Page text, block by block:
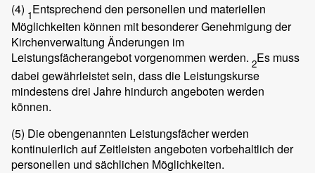
(4) 1Entsprechend den personellen und materiellen
Möglichkeiten können mit besonderer Genehmigung der
Kirchenverwaltung Änderungen im
Leistungsfächerangebot vorgenommen werden. 2Es muss
dabei gewährleistet sein, dass die Leistungskurse
mindestens drei Jahre hindurch angeboten werden
können.
(5) Die obengenannten Leistungsfächer werden
kontinuierlich auf Zeitleisten angeboten vorbehaltlich der
personellen und sächlichen Möglichkeiten.